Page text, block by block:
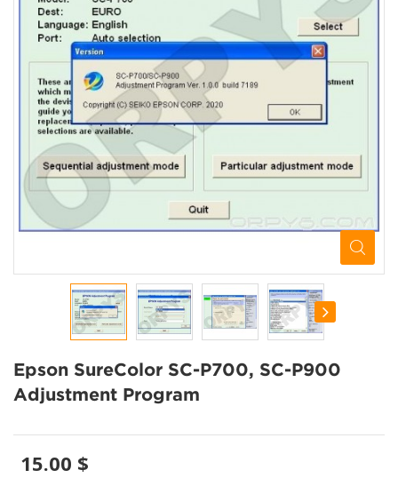
Epson SureColor SC-P700, SC-P900
Adjustment Program
15.00 $